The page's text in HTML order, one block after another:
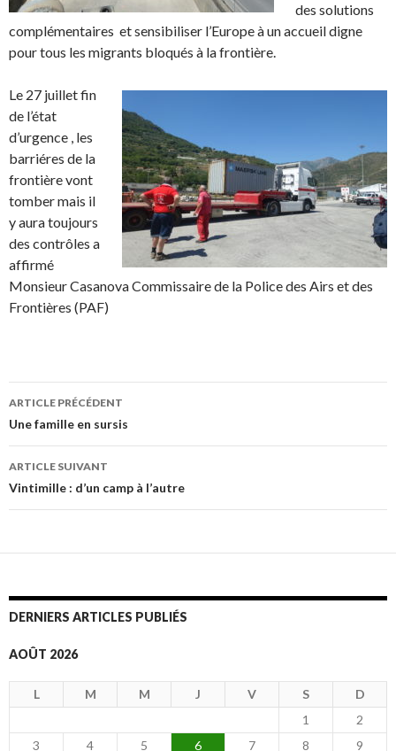
des solutions
complémentaires et sensibiliser l’Europe à un accueil digne
pour tous les migrants bloqués à la frontière.
Le 27 juillet fin
de l’état
d’urgence , les
barriéres de la
frontière vont
tomber mais il
y aura toujours
des contrôles a
affirmé
Monsieur Casanova Commissaire de la Police des Airs et des
Frontières (PAF)
Navigation
des
articles
ARTICLE PRÉCÉDENT
Une famille en sursis
ARTICLE SUIVANT
Vintimille : d’un camp à l’autre
DERNIERS ARTICLES PUBLIÉS
AOÛT 2026
L M M J V S D
1
2
3
4 5 6 7 8
9